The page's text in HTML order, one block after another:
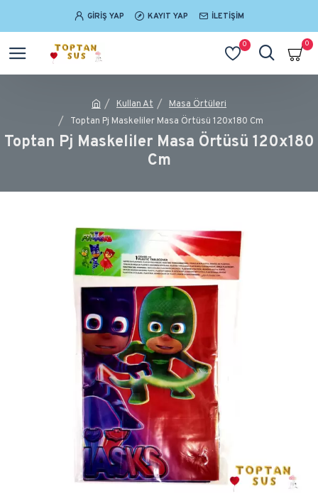
GIRIŞ YAP KAYIT YAP İLETIŞIM
0 0
Kullan At
Masa Örtüleri
Toptan Pj Maskeliler Masa Örtüsü 120x180 Cm
Toptan Pj Maskeliler Masa Örtüsü 120x180
Cm